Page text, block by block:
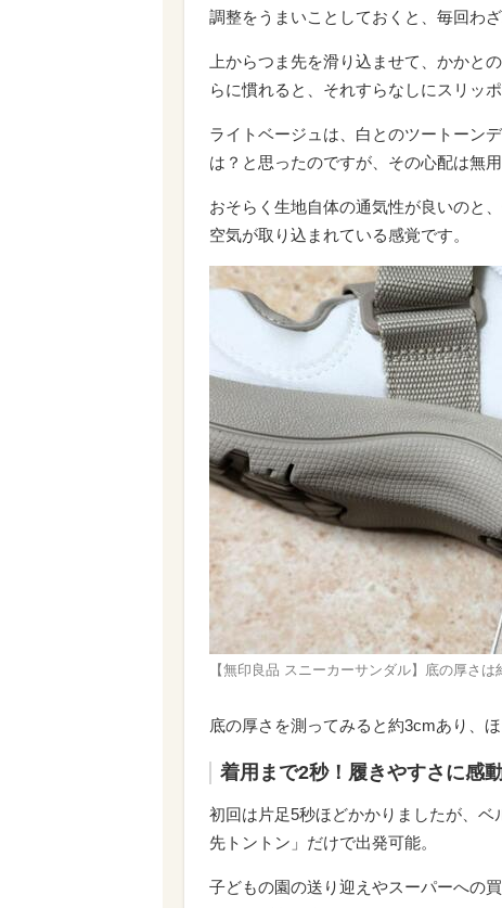
調整をうまいことしておくと、毎回わ
上からつま先を滑り込ませて、かかと
らに慣れると、それすらなしにスリッ
ライトベージュは、白とのツートーン
は？と思ったのですが、その心配は無用
おそらく生地自体の通気性が良いのと
空気が取り込まれている感覚です。
【無印良品 スニーカーサンダル】底の厚さ
底の厚さを測ってみると約3cmあり、
着用まで2秒！履きやすさに感
初回は片足5秒ほどかかりましたが、
先トントン」だけで出発可能。
子どもの園の送り迎えやスーパーへの